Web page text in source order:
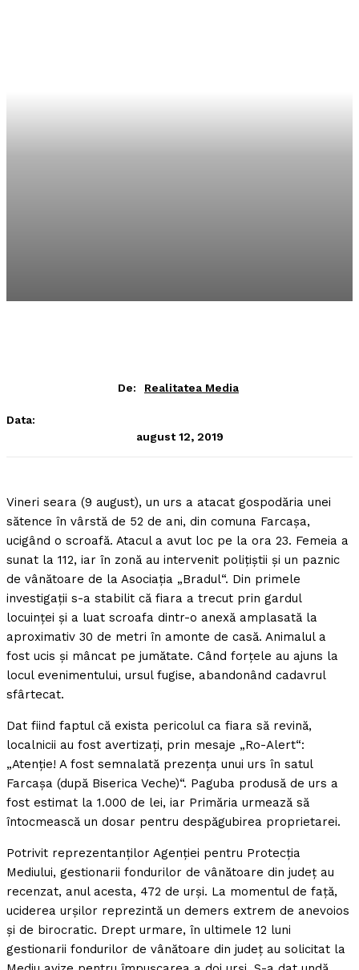
De: Realitatea Media
Data:
august 12, 2019
Vineri seara (9 august), un urs a atacat gospodăria unei
sătence în vârstă de 52 de ani, din comuna Farcaşa,
ucigând o scroafă. Atacul a avut loc pe la ora 23. Femeia a
sunat la 112, iar în zonă au intervenit poliţiştii şi un paznic
de vânătoare de la Asociaţia „Bradul“. Din primele
investigaţii s-a stabilit că fiara a trecut prin gardul
locuinţei şi a luat scroafa dintr-o anexă amplasată la
aproximativ 30 de metri în amonte de casă. Animalul a
fost ucis şi mâncat pe jumătate. Când forţele au ajuns la
locul evenimentului, ursul fugise, abandonând cadavrul
sfârtecat.
Dat fiind faptul că exista pericolul ca fiara să revină,
localnicii au fost avertizaţi, prin mesaje „Ro-Alert“:
„Atenţie! A fost semnalată prezenţa unui urs în satul
Farcaşa (după Biserica Veche)“. Paguba produsă de urs a
fost estimat la 1.000 de lei, iar Primăria urmează să
întocmească un dosar pentru despăgubirea proprietarei.
Potrivit reprezentanţilor Agenţiei pentru Protecţia
Mediului, gestionarii fondurilor de vânătoare din judeţ au
recenzat, anul acesta, 472 de urşi. La momentul de faţă,
uciderea urşilor reprezintă un demers extrem de anevoios
şi de birocratic. Drept urmare, în ultimele 12 luni
gestionarii fondurilor de vânătoare din judeţ au solicitat la